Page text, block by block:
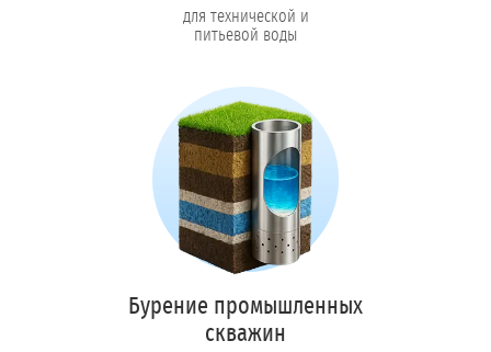
для технической и
питьевой воды
Бурение промышленных
скважин